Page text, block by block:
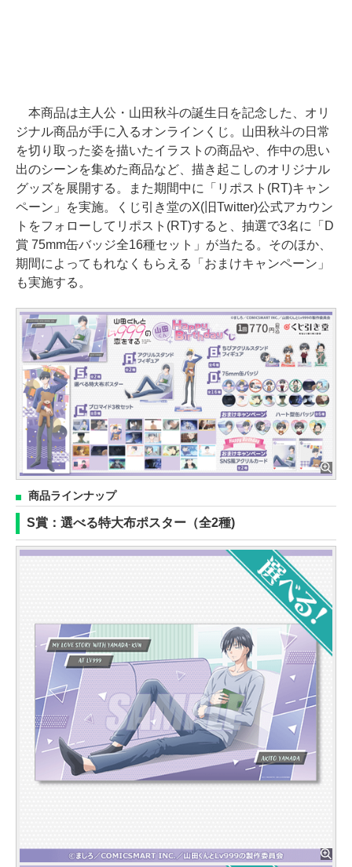
本商品は主人公・山田秋斗の誕生日を記念した、オリ
ジナル商品が手に入るオンラインくじ。山田秋斗の日常
を切り取った姿を描いたイラストの商品や、作中の思い
出のシーンを集めた商品など、描き起こしのオリジナル
グッズを展開する。また期間中に「リポスト(RT)キャン
ペーン」を実施。くじ引き堂のX(旧Twitter)公式アカウン
トをフォローしてリポスト(RT)すると、抽選で3名に「D
賞 75mm缶バッジ全16種セット」が当たる。そのほか、
期間によってもれなくもらえる「おまけキャンペーン」
も実施する。
商品ラインナップ
S賞：選べる特大布ポスター（全2種)